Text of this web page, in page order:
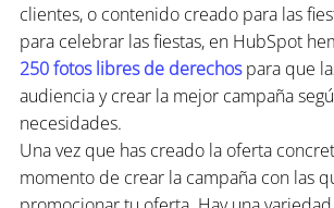
clientes, o contenido creado para las
para celebrar las fiestas, en HubSpot
250 fotos libres de derechos para que
audiencia y crear la mejor campaña
necesidades.
Una vez que has creado la oferta
momento de crear la campaña con las